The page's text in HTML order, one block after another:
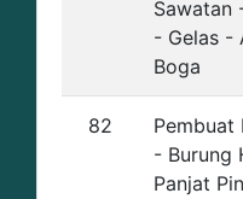
Sawatan
- Gelas -
Boga
82
Pembuat
- Burung
Panjat